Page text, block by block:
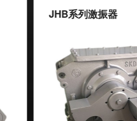
JHB系列激振器